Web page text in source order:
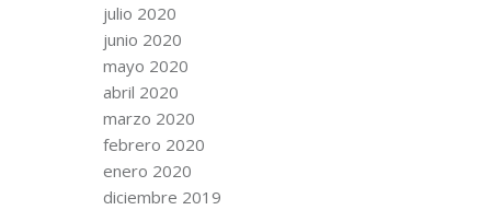
julio 2020
junio 2020
mayo 2020
abril 2020
marzo 2020
febrero 2020
enero 2020
diciembre 2019